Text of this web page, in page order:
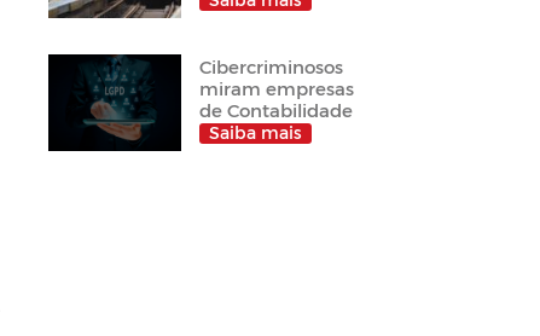
Cibercriminosos
miram empresas
de Contabilidade
Saiba mais